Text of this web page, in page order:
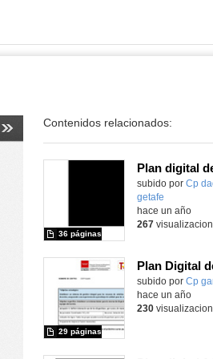
Contenidos relacionados:
Contenido
subido por Cp
getafe
36 páginas
hace un año
267
subido por Cp
29 páginas
hace un año
230